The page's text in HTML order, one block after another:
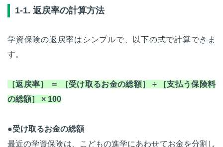
1-1. 返戻率の計算方法
学資保険の返戻率はシンプルで、以下の式で計算できま
す。
［返戻率］ ＝ ［受け取るお金の総額］ ÷ ［支払う保険料
の総額］ × 100
●受け取るお金の総額
最近の学資保険は、こどもの進学にあわせてお金を分割し